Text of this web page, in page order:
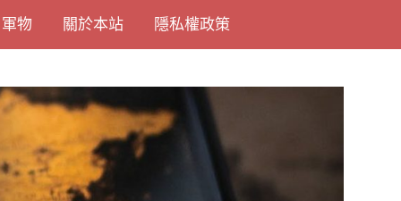
物 關於本站 隱私權政策